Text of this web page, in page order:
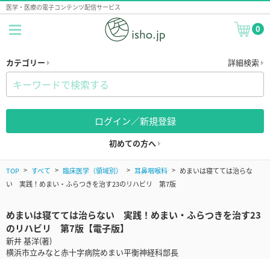
医学・医療の電子コンテンツ配信サービス
0
カテゴリー 詳細検索
ログイン／新規登録
初めての方へ
TOP すべて 臨床医学（領域別） 耳鼻咽喉科
めまいは寝てては治らな
い 実践！めまい・ふらつきを治す23のリハビリ 第7版
めまいは寝てては治らない 実践！めまい・ふらつきを治す23
のリハビリ 第7版【電子版】
新井 基洋(著)
横浜市立みなと赤十字病院めまい平衡神経科部長